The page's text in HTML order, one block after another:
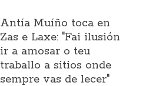
Antía Muíño toca en
Zas e Laxe: "Fai ilusión
ir a amosar o teu
traballo a sitios onde
sempre vas de lecer"